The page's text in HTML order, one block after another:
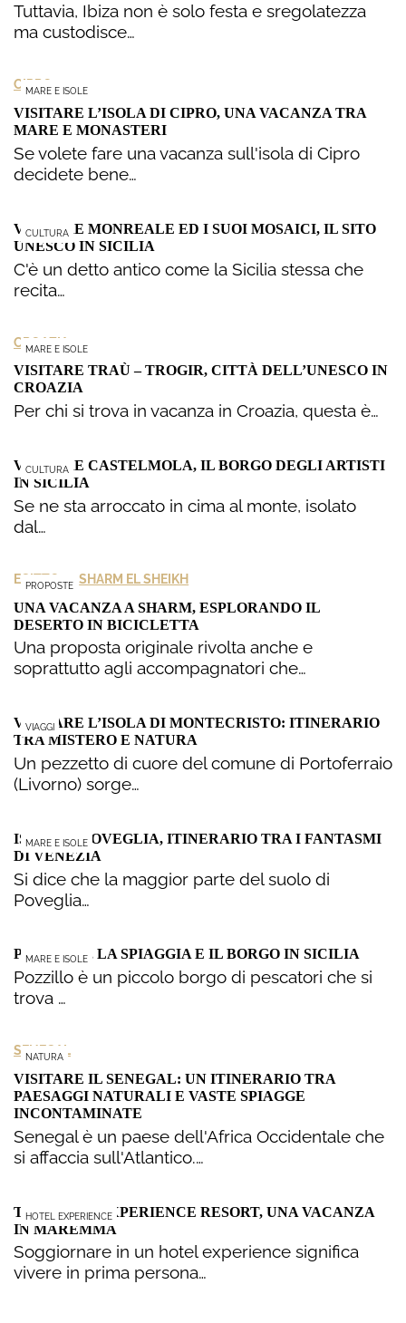
Tuttavia, Ibiza non è solo festa e sregolatezza
ma custodisce…
MARE E ISOLE
CIPRO
VISITARE L’ISOLA DI CIPRO, UNA VACANZA TRA
MARE E MONASTERI
Se volete fare una vacanza sull'isola di Cipro
decidete bene…
CULTURA
VISITARE MONREALE ED I SUOI MOSAICI, IL SITO
UNESCO IN SICILIA
C'è un detto antico come la Sicilia stessa che
recita…
MARE E ISOLE
CROAZIA
VISITARE TRAÙ – TROGIR, CITTÀ DELL’UNESCO IN
CROAZIA
Per chi si trova in vacanza in Croazia, questa è…
CULTURA
VISITARE CASTELMOLA, IL BORGO DEGLI ARTISTI
IN SICILIA
Se ne sta arroccato in cima al monte, isolato
dal…
PROPOSTE
EGITTO > SHARM EL SHEIKH
UNA VACANZA A SHARM, ESPLORANDO IL
DESERTO IN BICICLETTA
Una proposta originale rivolta anche e
soprattutto agli accompagnatori che…
VIAGGI
VISITARE L’ISOLA DI MONTECRISTO: ITINERARIO
TRA MISTERO E NATURA
Un pezzetto di cuore del comune di Portoferraio
(Livorno) sorge…
MARE E ISOLE
ISOLA DI POVEGLIA, ITINERARIO TRA I FANTASMI
DI VENEZIA
Si dice che la maggior parte del suolo di
Poveglia…
MARE E ISOLE
POZZILLO, LA SPIAGGIA E IL BORGO IN SICILIA
Pozzillo è un piccolo borgo di pescatori che si
trova …
NATURA
SENEGAL
VISITARE IL SENEGAL: UN ITINERARIO TRA
PAESAGGI NATURALI E VASTE SPIAGGE
INCONTAMINATE
Senegal è un paese dell'Africa Occidentale che
si affaccia sull'Atlantico.…
HOTEL EXPERIENCE
THE SENSE EXPERIENCE RESORT, UNA VACANZA
IN MAREMMA
Soggiornare in un hotel experience significa
vivere in prima persona…